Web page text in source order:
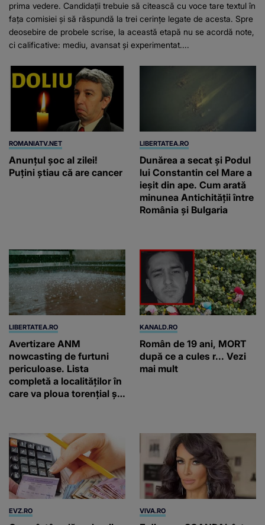
prima vedere. Candidații trebuie să citească cu voce tare textul în
fața comisiei și să răspundă la trei cerințe legate de acesta. Spre
deosebire de probele scrise, la această etapă nu se acordă note,
ci calificative: mediu, avansat și experimentat....
ROMANIATV.NET
Anunţul şoc al zilei!
Puţini ştiau că are cancer
LIBERTATEA.RO
Dunărea a secat și Podul
lui Constantin cel Mare a
ieșit din ape. Cum arată
minunea Antichității între
România și Bulgaria
LIBERTATEA.RO
Avertizare ANM
nowcasting de furtuni
periculoase. Lista
completă a localităților în
care va ploua torențial și
KANALD.RO
Român de 19 ani, MORT
după ce a cules r... Vezi
mai mult
EVZ.RO VIVA.RO